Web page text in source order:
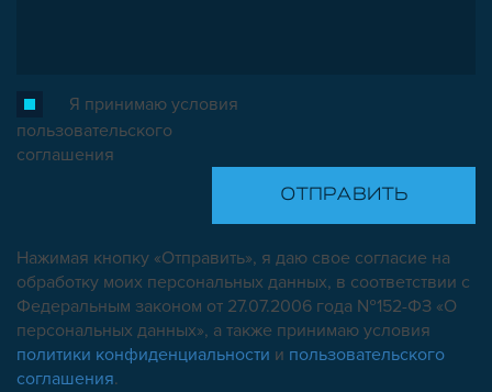
Я принимаю условия
пользовательского
соглашения
Нажимая кнопку «Отправить», я даю свое согласие на
обработку моих персональных данных, в соответствии с
Федеральным законом от 27.07.2006 года №152-ФЗ «О
персональных данных», а также принимаю условия
политики конфиденциальности и пользовательского
соглашения.